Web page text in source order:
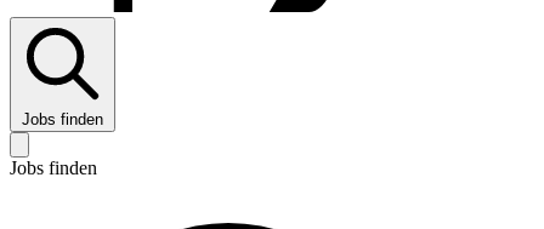
Jobs finden
Jobs finden